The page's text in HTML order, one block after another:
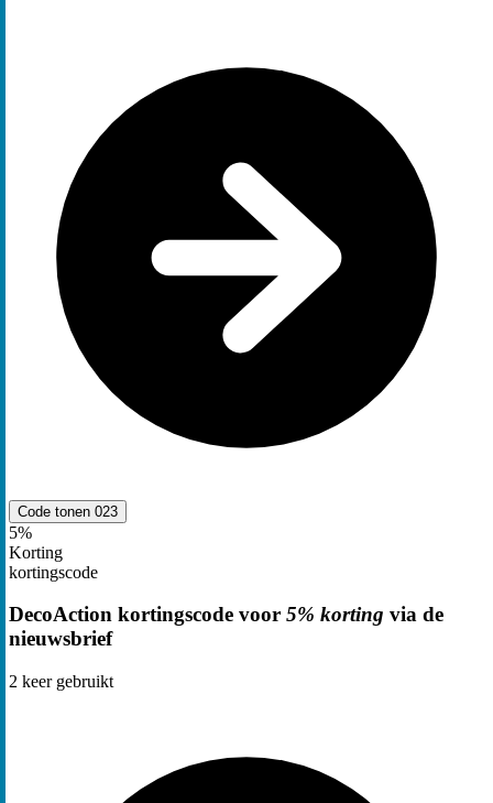
Code tonen 023
5%
Korting
kortingscode
DecoAction kortingscode voor 5% korting via de
nieuwsbrief
2 keer gebruikt